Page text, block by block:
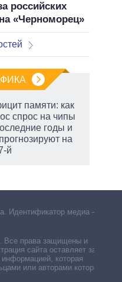
российских
«Черноморец»
памяти: как
спрос на чипы
годы и
на
й
Идентификатор медиа –
. Все права защищены и
сайта оставляет за
которая
или авторами которой